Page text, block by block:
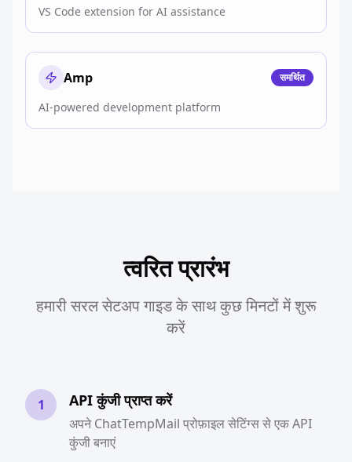
VS Code extension for AI assistance
Amp समर्थित
AI-powered development platform
त्वरित प्रारंभ
हमारी सरल सेटअप गाइड के साथ कुछ मिनटों में शुरू
करें
1 API कुंजी प्राप्त करें
अपने ChatTempMail प्रोफ़ाइल सेटिंग्स से एक API
कुंजी बनाएं